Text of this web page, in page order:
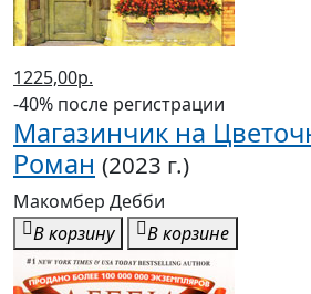
1225,00р.
-40% после регистрации
Магазинчик на
Роман (2023 г.)
Макомбер Дебби
В корзину
В корзине